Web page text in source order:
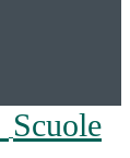
Scuole